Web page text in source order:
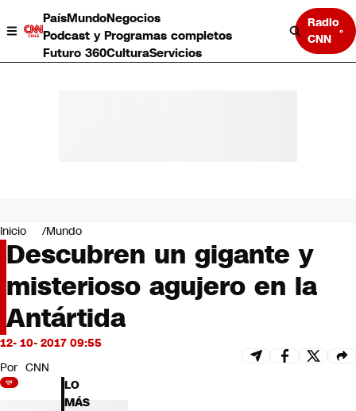
PaísMundoNegocios
Podcast y Programas completos
Futuro 360CulturaServicios
Radio
CNN
Negocios
Deportes
Programas completos
Cultura
Servicios
Bits
CNN tiempo
Futuro 360
Opinión
Inicio Mundo
Descubren un gigante y
misterioso agujero en la
Antártida
12- 10- 2017 09:55
Por CNN
LO
MÁS